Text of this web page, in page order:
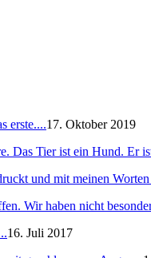
erste....17. Oktober 2019
Das Tier ist ein Hund. Er
und mit meinen
Wir haben nicht
16. Juli 2017